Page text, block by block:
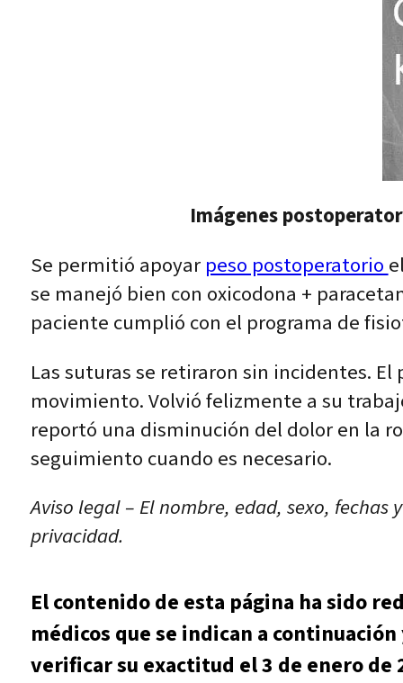
Imágenes
Se permitió apoyar peso postoperatorio
se manejó bien con oxicodona +
paciente cumplió con el programa de
Las suturas se retiraron sin incidentes.
movimiento. Volvió felizmente a su
reportó una disminución del dolor en la
seguimiento cuando es necesario.
Aviso legal – El nombre, edad, sexo,
privacidad.
El contenido de esta página ha sido
médicos que se indican a
verificar su exactitud el 3 de enero de